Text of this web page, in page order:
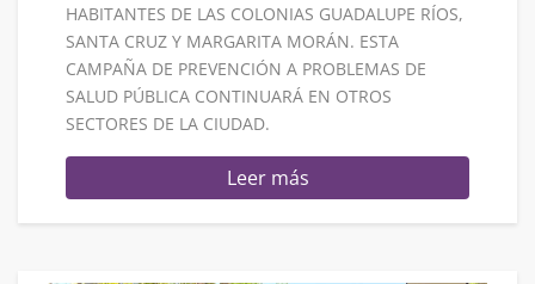
HABITANTES DE LAS COLONIAS GUADALUPE RÍOS,
SANTA CRUZ Y MARGARITA MORÁN. ESTA
CAMPAÑA DE PREVENCIÓN A PROBLEMAS DE
SALUD PÚBLICA CONTINUARÁ EN OTROS
SECTORES DE LA CIUDAD.
Leer más